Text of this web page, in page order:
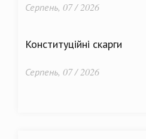
Серпень, 07 / 2026
Конституційні скарги
Серпень, 07 / 2026